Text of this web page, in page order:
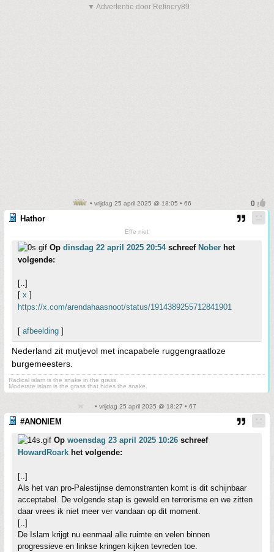
▼ Advertentie door Refinery89
• vrijdag 25 april 2025 @ 18:05 • 66
Hathor
Effe niet
Op dinsdag 22 april 2025 20:54schreef Nober het
volgende:
[..]
[ x ]
https://x.com/arendahaasnoot/status/1914389255712841901
[ afbeelding ]
Nederland zit mutjevol met incapabele ruggengraatloze
burgemeesters.
Radical islam is the snake in the grass.
Moderate islam is the grass that hides the snake.
• vrijdag 25 april 2025 @ 18:27 • 67
#ANONIEM
Op woensdag 23 april 2025 10:26 schreef
HowardRoark het volgende:
[..]
Als het van pro-Palestijnse demonstranten komt is dit schijnbaar
acceptabel. De volgende stap is geweld en terrorisme en we zitten
daar vrees ik niet meer ver vandaan op dit moment.
[..]
De Islam krijgt nu eenmaal alle ruimte en velen binnen
progressieve en linkse kringen kijken tevreden toe.